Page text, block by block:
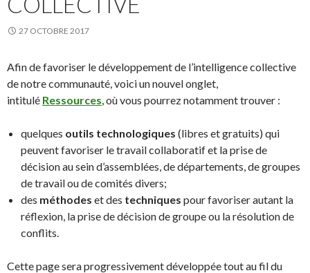
27 OCTOBRE 2017
Afin de favoriser le développement de l’intelligence collective
de notre communauté, voici un nouvel onglet,
intitulé Ressources , où vous pourrez notamment trouver :
quelques outils technologiques (libres et gratuits) qui
peuvent favoriser le travail collaboratif et la prise de
décision au sein d’assemblées, de départements, de groupes
de travail ou de comités divers;
des méthodes et des techniques pour favoriser autant la
réflexion, la prise de décision de groupe ou la résolution de
conflits.
Cette page sera progressivement développée tout au fil du